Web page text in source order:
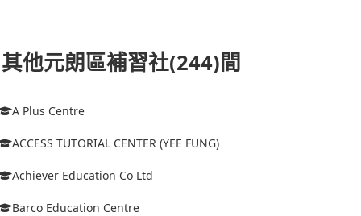
其他元朗區補習社(244)間
A Plus Centre
ACCESS TUTORIAL CENTER (YEE FUNG)
Achiever Education Co Ltd
Barco Education Centre